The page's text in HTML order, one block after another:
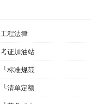
工程法律
考证加油站
└标准规范
└清单定额